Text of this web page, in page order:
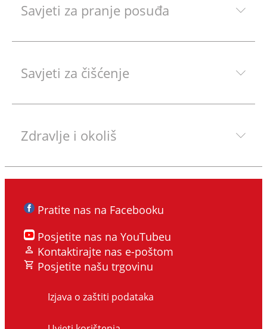
Savjeti za pranje posuđa
Savjeti za čišćenje
Zdravlje i okoliš
Pratite nas na Facebooku
Posjetite nas na YouTubeu
Kontaktirajte nas e-poštom
Posjetite našu trgovinu
Izjava o zaštiti podataka